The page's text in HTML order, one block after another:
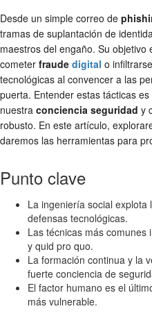
Desde un simple correo de
tramas de suplantación de
maestros del engaño. Su objetivo
cometer fraude digital o
tecnológicas al convencer a las
puerta. Entender estas tácticas
nuestra conciencia seguridad y
robusto. En este artículo,
daremos las herramientas para
Punto clave
La ingeniería social
defensas tecnológicas.
Las técnicas más comunes
y quid pro quo.
La formación continua y la
fuerte conciencia de
El factor humano es el
más vulnerable.